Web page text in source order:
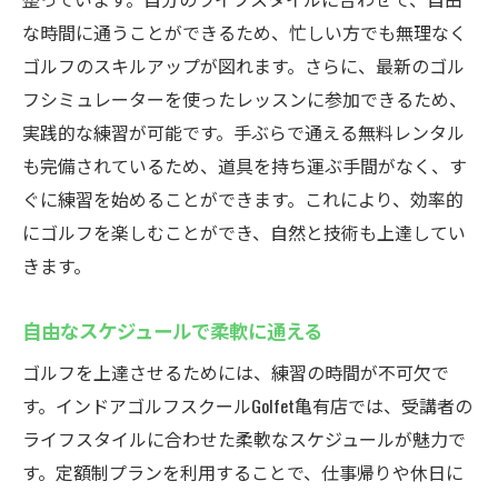
な時間に通うことができるため、忙しい方でも無理なく
ゴルフのスキルアップが図れます。さらに、最新のゴル
フシミュレーターを使ったレッスンに参加できるため、
実践的な練習が可能です。手ぶらで通える無料レンタル
も完備されているため、道具を持ち運ぶ手間がなく、す
ぐに練習を始めることができます。これにより、効率的
にゴルフを楽しむことができ、自然と技術も上達してい
きます。
自由なスケジュールで柔軟に通える
ゴルフを上達させるためには、練習の時間が不可欠で
す。インドアゴルフスクールGolfet亀有店では、受講者の
ライフスタイルに合わせた柔軟なスケジュールが魅力で
す。定額制プランを利用することで、仕事帰りや休日に